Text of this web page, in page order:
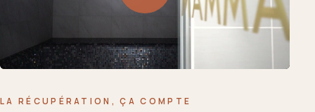
LA RÉCUPÉRATION, ÇA COMPTE